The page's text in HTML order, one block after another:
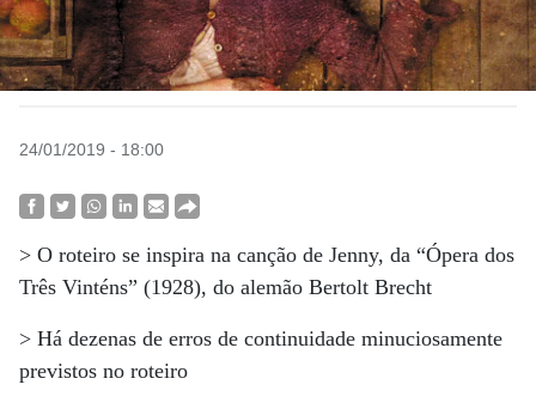
24/01/2019 - 18:00
> O roteiro se inspira na canção de Jenny, da “Ópera dos
Três Vinténs” (1928), do alemão Bertolt Brecht
> Há dezenas de erros de continuidade minuciosamente
previstos no roteiro